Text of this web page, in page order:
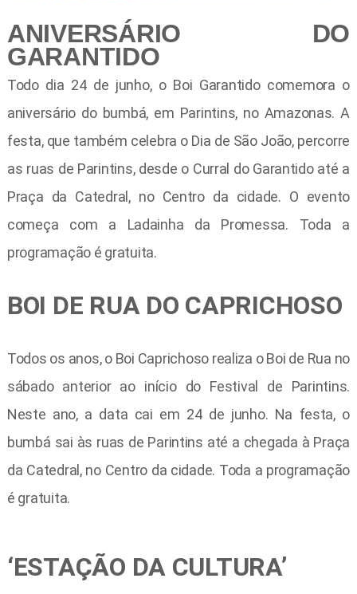
ANIVERSÁRIO DO
GARANTIDO
Todo dia 24 de junho, o Boi Garantido comemora o
aniversário do bumbá, em Parintins, no Amazonas. A
festa, que também celebra o Dia de São João, percorre
as ruas de Parintins, desde o Curral do Garantido até a
Praça da Catedral, no Centro da cidade. O evento
começa com a Ladainha da Promessa. Toda a
programação é gratuita.
BOI DE RUA DO CAPRICHOSO
Todos os anos, o Boi Caprichoso realiza o Boi de Rua no
sábado anterior ao início do Festival de Parintins.
Neste ano, a data cai em 24 de junho. Na festa, o
bumbá sai às ruas de Parintins até a chegada à Praça
da Catedral, no Centro da cidade. Toda a programação
é gratuita.
‘ESTAÇÃO DA CULTURA’